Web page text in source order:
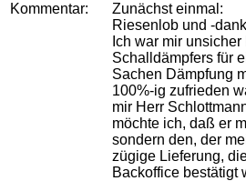
Kommentar:
Zunächst einmal:
Riesenlob und -
Ich war mir
Schalldämpfers für
Sachen Dämpfung
100%-ig zufrieden
mir Herr
möchte ich, daß er
sondern den, der
zügige Lieferung,
Backoffice bestätigt